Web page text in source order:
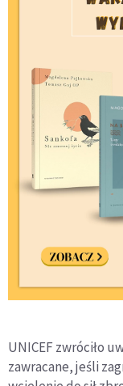
UNICEF zwróciło
zawracane, jeśli